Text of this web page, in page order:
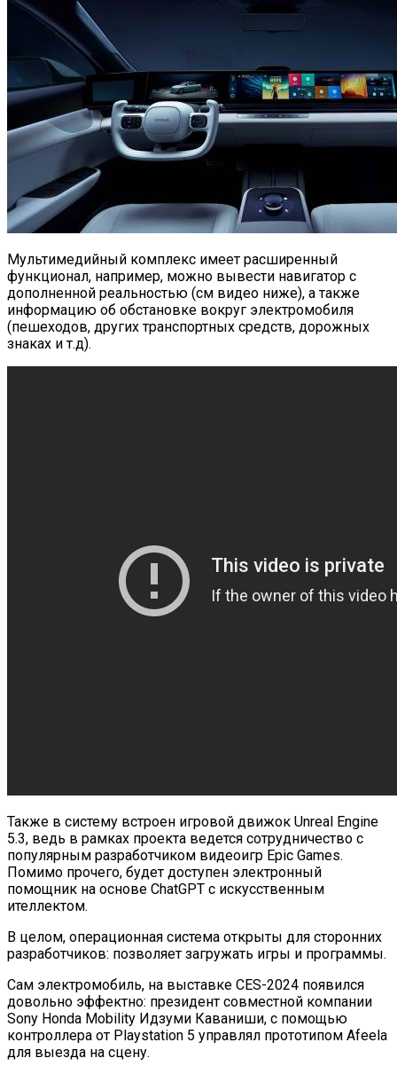
Мультимедийный комплекс имеет расширенный
функционал, например, можно вывести навигатор с
дополненной реальностью (см видео ниже), а также
информацию об обстановке вокруг электромобиля
(пешеходов, других транспортных средств, дорожных
знаках и т.д).
Также в систему встроен игровой движок Unreal Engine
5.3, ведь в рамках проекта ведется сотрудничество с
популярным разработчиком видеоигр Epic Games.
Помимо прочего, будет доступен электронный
помощник на основе ChatGPT с искусственным
ителлектом.
В целом, операционная система открыты для сторонних
разработчиков: позволяет загружать игры и программы.
Сам электромобиль, на выставке CES-2024 появился
довольно эффектно: президент совместной компании
Sony Honda Mobility Идзуми Каваниши, с помощью
контроллера от Playstation 5 управлял прототипом Afeela
для выезда на сцену.